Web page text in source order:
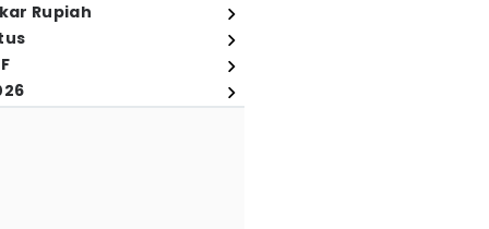
Rupiah